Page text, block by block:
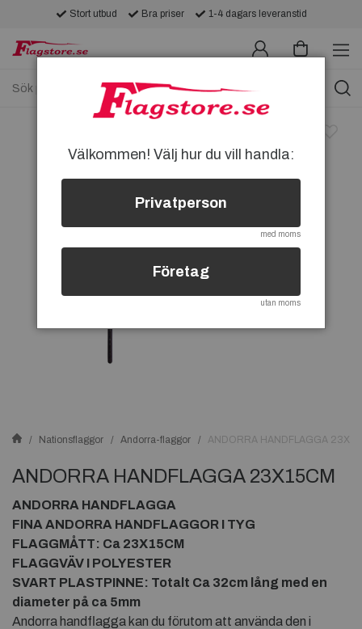
Stort utbud Bra priser 1-4 dagars leveranstid
Nationsflaggor Andorra-flaggor ANDORRA HANDFLAGGA
ANDORRA HANDFLAGGA 23X15CM
ANDORRA HANDFLAGGA
FINA ANDORRA HANDFLAGGOR I TYG
FLAGGMÅTT: Ca 23X15CM
FLAGGVÄV I POLYESTER
SVART PLASTPINNE: Totalt Ca 32cm lång med en
diameter på ca 5mm
Andorra handflagga kan du förutom att använda den i
Välkommen! Välj hur du vill handla:
Privatperson
med moms
Företag
utan moms